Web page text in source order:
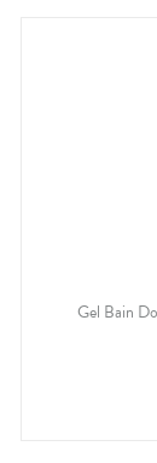
Gel Bain